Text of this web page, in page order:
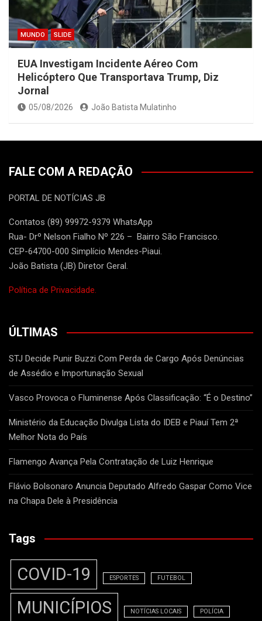
MUNDO SLIDE
EUA Investigam Incidente Aéreo Com
Helicóptero Que Transportava Trump, Diz
Jornal
05/08/2026 João Batista Mulatinho
FALE COM A REDAÇÃO
PORTAL DE NOTÍCIAS JB
Contatos (89) 99972-9379 WhatsApp
Rua- Drº Nelson Fialho Nº 226 – Bairro São Francisco.
CEP-64700-000 Simplício Mendes-Piaui.
João Batista (JB) Diretor Geral.
Política de Privacidade.
ÚLTIMAS
STJ Decide Punir Buzzi Com Perda de Cargo Após Denúncias
de Assédio e Importunação Sexual
Vasco Provoca o Fluminense Após Classificação: “É o Destino”
Ministério da Educação Divulga Lista do IDEB e Piauí Tem 2ª
Melhor Nota do País
Flamengo Avança Pela Contratação de Luiz Henrique
Flávio Bolsonaro Anuncia Deputado Alfredo Gaspar Como Vice
na Chapa Dele à Presidência
Tags
COVID-19 ESPORTES FUTEBOL
MUNICÍPIOS NOTÍCIAS LOCAIS POLÍCIA